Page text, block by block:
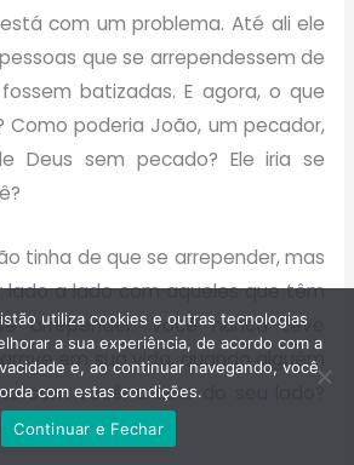
com um problema. Até ali ele
que se arrependessem de
batizadas. E agora, o que
Como poderia João, um pecador,
Deus sem pecado? Ele iria se
tinha de que se arrepender, mas
lado a lado com aqueles que têm
arrepender. Você nunca teve
em sua vida, quando alguém
com você, a ficar do seu lado?
estou falando.
utiliza cookies e outras tecnologias
a sua experiência, de acordo com a
e, ao continuar navegando, você
com estas condições.
Continuar e Fechar